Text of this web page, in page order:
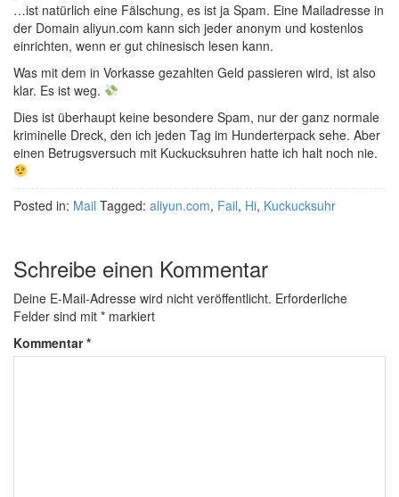
…ist natürlich eine Fälschung, es ist ja Spam. Eine Mailadresse in
der Domain aliyun.com kann sich jeder anonym und kostenlos
einrichten, wenn er gut chinesisch lesen kann.
Was mit dem in Vorkasse gezahlten Geld passieren wird, ist also
klar. Es ist weg.
Dies ist überhaupt keine besondere Spam, nur der ganz normale
kriminelle Dreck, den ich jeden Tag im Hunderterpack sehe. Aber
einen Betrugsversuch mit Kuckucksuhren hatte ich halt noch nie.
Posted in: Mail Tagged: aliyun.com, Fail, Hi, Kuckucksuhr
Schreibe einen Kommentar
Deine E-Mail-Adresse wird nicht veröffentlicht. Erforderliche
Felder sind mit * markiert
Kommentar*